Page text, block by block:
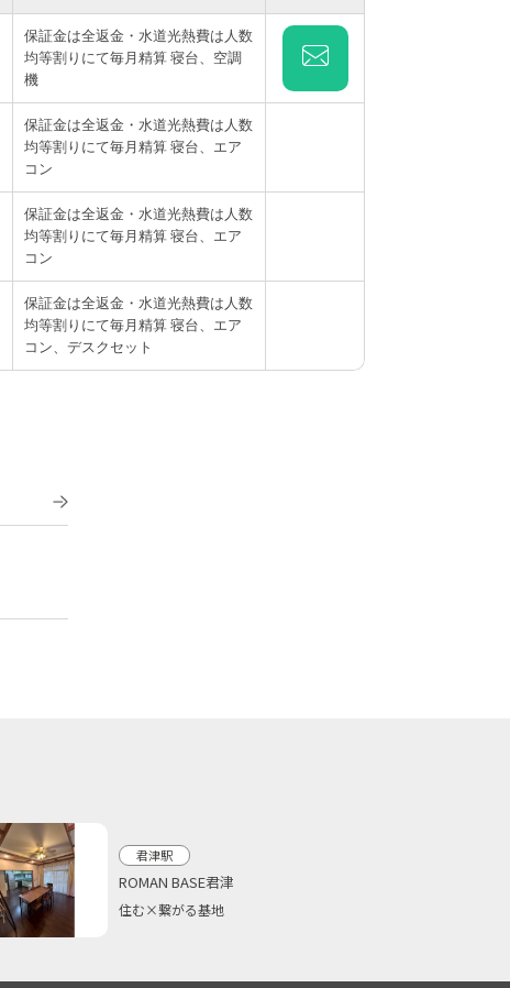
保証金は全返金・水道光熱費は人数
均等割りにて毎月精算 寝台、空調
機
保証金は全返金・水道光熱費は人数
均等割りにて毎月精算 寝台、エア
コン
保証金は全返金・水道光熱費は人数
均等割りにて毎月精算 寝台、エア
コン
保証金は全返金・水道光熱費は人数
均等割りにて毎月精算 寝台、エア
コン、デスクセット
君津駅
ROMAN BASE君津
住む×繋がる基地